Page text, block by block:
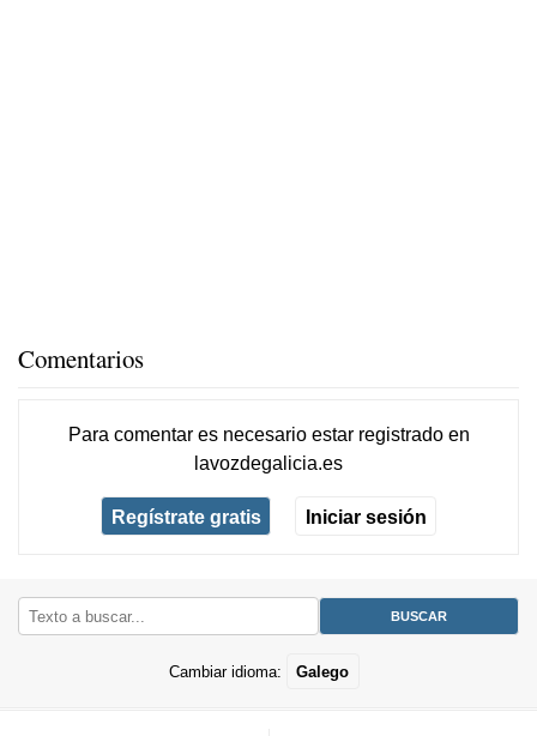
Comentarios
Para comentar es necesario estar registradoen
lavozdegalicia.es
Regístrate gratis Iniciar sesión
Cambiar idioma: Galego